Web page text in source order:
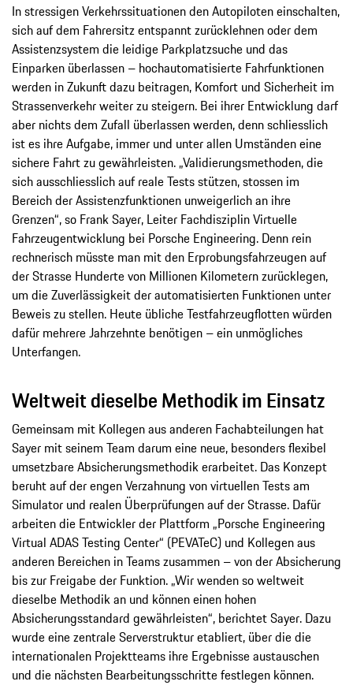
In stressigen Verkehrssituationen den Autopiloten einschalten,
sich auf dem Fahrersitz entspannt zurücklehnen oder dem
Assistenzsystem die leidige Parkplatzsuche und das
Einparken überlassen – hochautomatisierte Fahrfunktionen
werden in Zukunft dazu beitragen, Komfort und Sicherheit im
Strassenverkehr weiter zu steigern. Bei ihrer Entwicklung darf
aber nichts dem Zufall überlassen werden, denn schliesslich
ist es ihre Aufgabe, immer und unter allen Umständen eine
sichere Fahrt zu gewährleisten. „Validierungsmethoden, die
sich ausschliesslich auf reale Tests stützen, stossen im
Bereich der Assistenzfunktionen unweigerlich an ihre
Grenzen“, so Frank Sayer, Leiter Fachdisziplin Virtuelle
Fahrzeugentwicklung bei Porsche Engineering. Denn rein
rechnerisch müsste man mit den Erprobungsfahrzeugen auf
der Strasse Hunderte von Millionen Kilometern zurücklegen,
um die Zuverlässigkeit der automatisierten Funktionen unter
Beweis zu stellen. Heute übliche Testfahrzeugflotten würden
dafür mehrere Jahrzehnte benötigen – ein unmögliches
Unterfangen.
Weltweit dieselbe Methodik im Einsatz
Gemeinsam mit Kollegen aus anderen Fachabteilungen hat
Sayer mit seinem Team darum eine neue, besonders flexibel
umsetzbare Absicherungsmethodik erarbeitet. Das Konzept
beruht auf der engen Verzahnung von virtuellen Tests am
Simulator und realen Überprüfungen auf der Strasse. Dafür
arbeiten die Entwickler der Plattform „Porsche Engineering
Virtual ADAS Testing Center“ (PEVATeC) und Kollegen aus
anderen Bereichen in Teams zusammen – von der Absicherung
bis zur Freigabe der Funktion. „Wir wenden so weltweit
dieselbe Methodik an und können einen hohen
Absicherungsstandard gewährleisten“, berichtet Sayer. Dazu
wurde eine zentrale Serverstruktur etabliert, über die die
internationalen Projektteams ihre Ergebnisse austauschen
und die nächsten Bearbeitungsschritte festlegen können.